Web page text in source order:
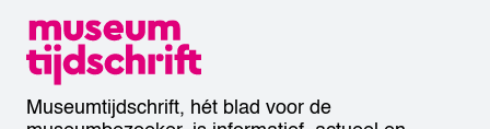
Museumtijdschrift, hét blad voor de